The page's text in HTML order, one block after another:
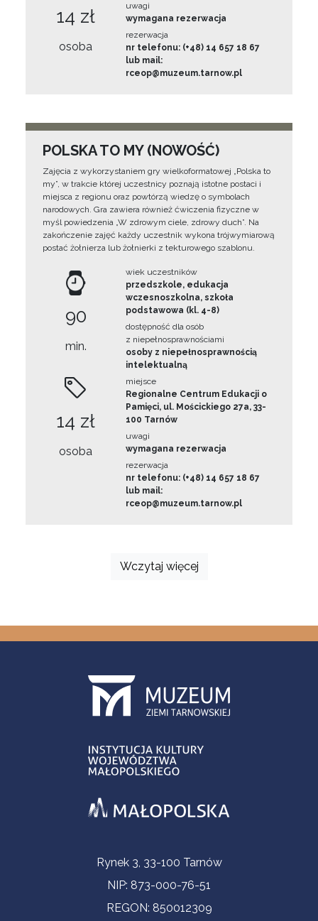
14 zł
osoba
uwagi
wymagana rezerwacja
rezerwacja
nr telefonu: (+48) 14 657 18 67
lub mail:
rceop@muzeum.tarnow.pl
POLSKA TO MY (NOWOŚĆ)
Zajęcia z wykorzystaniem gry wielkoformatowej „Polska to
my”, w trakcie której uczestnicy poznają istotne postaci i
miejsca z regionu oraz powtórzą wiedzę o symbolach
narodowych. Gra zawiera również ćwiczenia fizyczne w
myśl powiedzenia „W zdrowym ciele, zdrowy duch”. Na
zakończenie zajęć każdy uczestnik wykona trójwymiarową
postać żołnierza lub żołnierki z tekturowego szablonu.
90
min.
14 zł
osoba
wiek uczestników
przedszkole, edukacja
wczesnoszkolna, szkoła
podstawowa (kl. 4-8)
dostępność dla osób
z niepełnosprawnościami
osoby z niepełnosprawnością
intelektualną
miejsce
Regionalne Centrum Edukacji o
Pamięci, ul. Mościckiego 27a, 33-
100 Tarnów
uwagi
wymagana rezerwacja
rezerwacja
nr telefonu: (+48) 14 657 18 67
lub mail:
rceop@muzeum.tarnow.pl
Wczytaj więcej
Informacje kontaktoweRynek 3, 33-100 Tarnów
NIP: 873-000-76-51
REGON: 850012309